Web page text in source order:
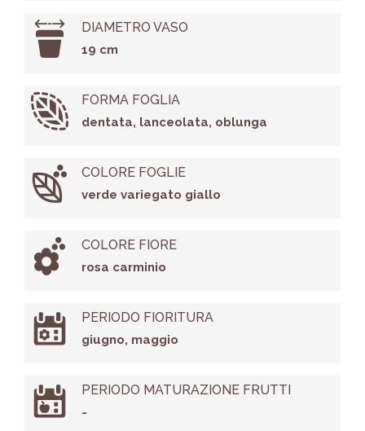
DIAMETRO VASO
19 cm
FORMA FOGLIA
dentata, lanceolata, oblunga
COLORE FOGLIE
verde variegato giallo
COLORE FIORE
rosa carminio
PERIODO FIORITURA
giugno, maggio
PERIODO MATURAZIONE FRUTTI
-